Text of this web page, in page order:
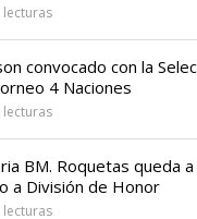
convocado con la
4 Naciones
BM. Roquetas queda
a División de Honor